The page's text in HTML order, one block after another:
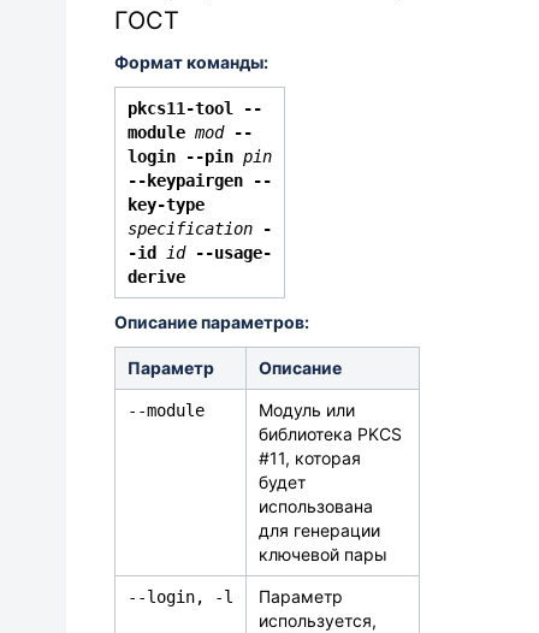
ГОСТ
Формат команды:
pkcs11-tool
--
module mod--
login --pin pin
--keypairgen --
key-type
specification
-
-id
id--usage-
derive
Описание параметров:
Параметр Описание
--module
Модуль или
библиотека PKCS
#11, которая
будет
использована
для генерации
ключевой пары
--login, -l
Параметр
используется,